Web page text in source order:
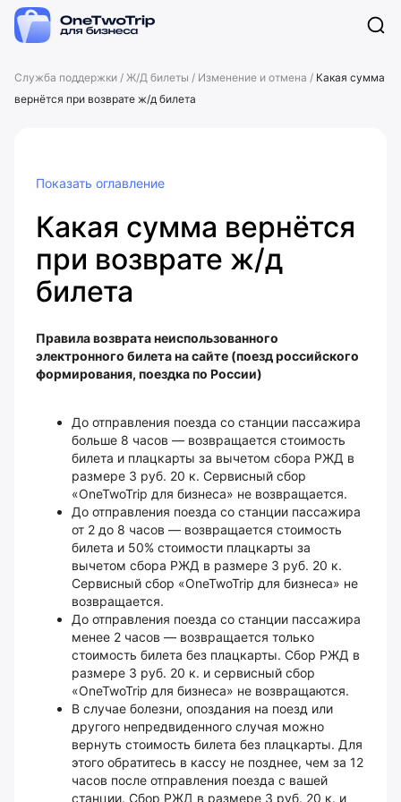
Служба поддержки / Ж/Д билеты / Изменение и отмена / Какая сумма
вернётся при возврате ж/д билета
Показать оглавление
Какая сумма вернётся
при возврате ж/д
билета
Правила возврата неиспользованного
электронного билета на сайте (поезд российского
формирования, поездка по России)
До отправления поезда со станции пассажира
больше 8 часов — возвращается стоимость
билета и плацкарты за вычетом сбора РЖД в
размере 3 руб. 20 к. Сервисный сбор
«OneTwoTrip для бизнеса» не возвращается.
До отправления поезда со станции пассажира
от 2 до 8 часов — возвращается стоимость
билета и 50% стоимости плацкарты за
вычетом сбора РЖД в размере 3 руб. 20 к.
Сервисный сбор «OneTwoTrip для бизнеса» не
возвращается.
До отправления поезда со станции пассажира
менее 2 часов — возвращается только
стоимость билета без плацкарты. Сбор РЖД в
размере 3 руб. 20 к. и сервисный сбор
«OneTwoTrip для бизнеса» не возвращаются.
В случае болезни, опоздания на поезд или
другого непредвиденного случая можно
вернуть стоимость билета без плацкарты. Для
этого обратитесь в кассу не позднее, чем за 12
часов после отправления поезда с вашей
станции. Сбор РЖД в размере 3 руб. 20 к. и